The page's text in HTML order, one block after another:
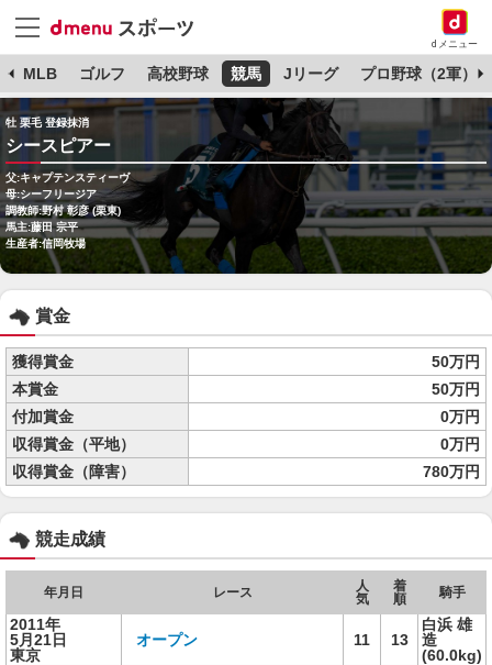
dメニュー
MLB ゴルフ 高校野球 競馬 Jリーグ プロ野球（2軍）
牡 栗毛 登録抹消
シースピアー
父:キャプテンスティーヴ
母:シーフリージア
調教師:野村 彰彦 (栗東)
馬主:藤田 宗平
生産者:信岡牧場
賞金
獲得賞金
50万円
本賞金
50万円
付加賞金
0万円
収得賞金（平地）
0万円
収得賞金（障害）
780万円
競走成績
年月日 レース
人
気
着
順
騎手
2011年
5月21日
東京
オープン 11 13
白浜 雄
造
(60.0kg)